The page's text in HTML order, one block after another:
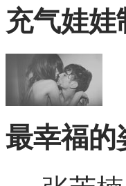
充气娃娃
最幸福的